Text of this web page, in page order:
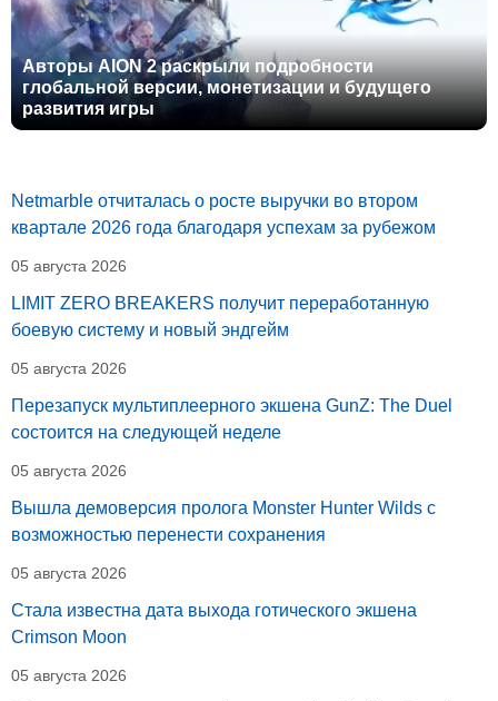
Авторы AION 2 раскрыли подробности
глобальной версии, монетизации и будущего
развития игры
Netmarble отчиталась о росте выручки во втором
квартале 2026 года благодаря успехам за рубежом
05 августа 2026
LIMIT ZERO BREAKERS получит переработанную
боевую систему и новый эндгейм
05 августа 2026
Перезапуск мультиплеерного экшена GunZ: The Duel
состоится на следующей неделе
05 августа 2026
Вышла демоверсия пролога Monster Hunter Wilds с
возможностью перенести сохранения
05 августа 2026
Стала известна дата выхода готического экшена
Crimson Moon
05 августа 2026